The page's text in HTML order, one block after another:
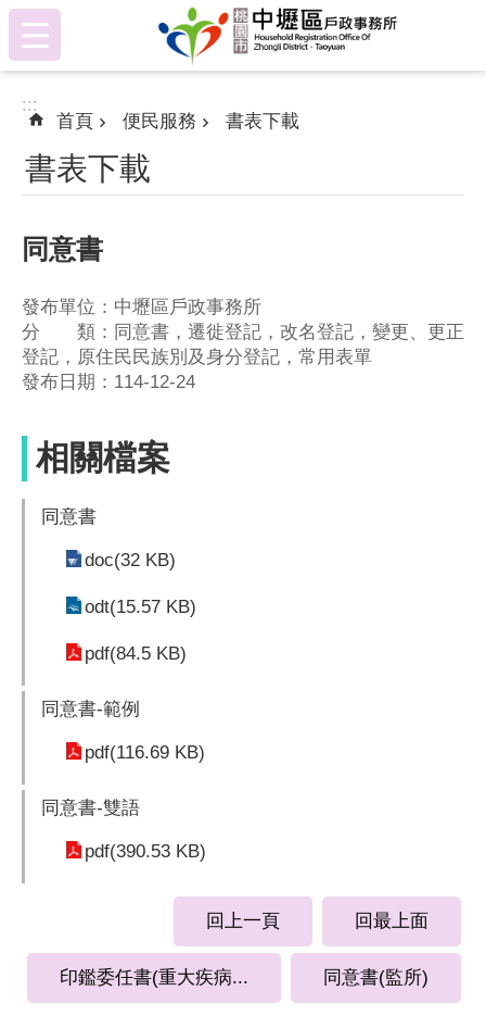
跳到主要內容區塊
:::
:::
首頁 便民服務 書表下載
書表下載
同意書
發布單位：中壢區戶政事務所
分 類：同意書，遷徙登記，改名登記，變更、更正
登記，原住民民族別及身分登記，常用表單
發布日期：114-12-24
相關檔案
同意書
doc(32 KB)
odt(15.57 KB)
pdf(84.5 KB)
同意書-範例
pdf(116.69 KB)
同意書-雙語
pdf(390.53 KB)
回上一頁 回最上面
印鑑委任書(重大疾病... 同意書(監所)